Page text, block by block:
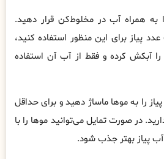
به همراه آب در مخلوط‌کن قرار دهید.
پیاز برای این منظور استفاده کنید،
را آبکش کرده و فقط از آب آن استفاده
را به موها ماساژ دهید و برای حداقل
در صورت تمایل می‌توانید موها را با
پیاز بهتر جذب شود.